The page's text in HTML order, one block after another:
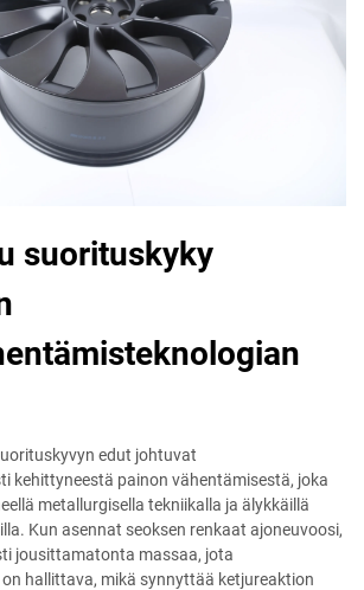
suorituskyky
edut johtuvat
kehittyneestä painon vähentämisestä, joka
metallurgisella tekniikalla ja älykkäillä
Kun asennat seoksen renkaat ajoneuvoosi,
jousittamatonta massaa, jota
hallittava, mikä synnyttää ketjureaktion